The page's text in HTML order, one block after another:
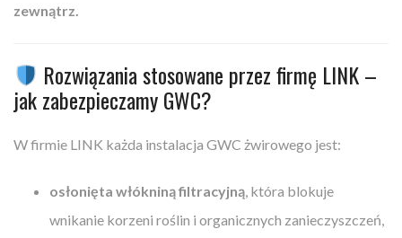
zewnątrz.
Rozwiązania stosowane przez firmę LINK –
jak zabezpieczamy GWC?
W firmie LINK każda instalacja GWC żwirowego jest:
osłonięta włókniną filtracyjną , która blokuje
wnikanie korzeni roślin i organicznych zanieczyszczeń,